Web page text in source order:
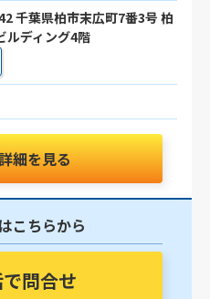
千葉県柏市末広町7番3号 柏
ルディング4階
細を見る
こちらから
問合せ